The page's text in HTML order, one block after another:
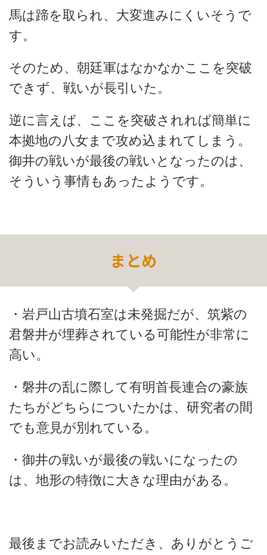
馬は蹄を取られ、大変進みにくいそうで
す。
そのため、朝廷軍はなかなかここを突破
できず、戦いが長引いた。
逆に言えば、ここを突破されれば簡単に
本拠地の八女まで攻め込まれてしまう。
御井の戦いが最後の戦いとなったのは、
そういう事情もあったようです。
まとめ
・岩戸山古墳石室は未発掘だが、筑紫の
君磐井が埋葬されている可能性が非常に
高い。
・磐井の乱に際して有明首長連合の豪族
たちがどちらについたかは、研究者の間
でも意見が別れている。
・御井の戦いが最後の戦いになったの
は、地形の特徴に大きな理由がある。
最後までお読みいただき、ありがとうご